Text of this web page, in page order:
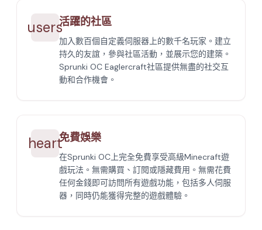
users活躍的社區
加入數百個自定義伺服器上的數千名玩家。建立
持久的友誼，參與社區活動，並展示您的建築。
Sprunki OC Eaglercraft社區提供無盡的社交互
動和合作機會。
heart免費娛樂
在Sprunki OC上完全免費享受高級Minecraft遊
戲玩法。無需購買、訂閱或隱藏費用。無需花費
任何金錢即可訪問所有遊戲功能，包括多人伺服
器，同時仍能獲得完整的遊戲體驗。